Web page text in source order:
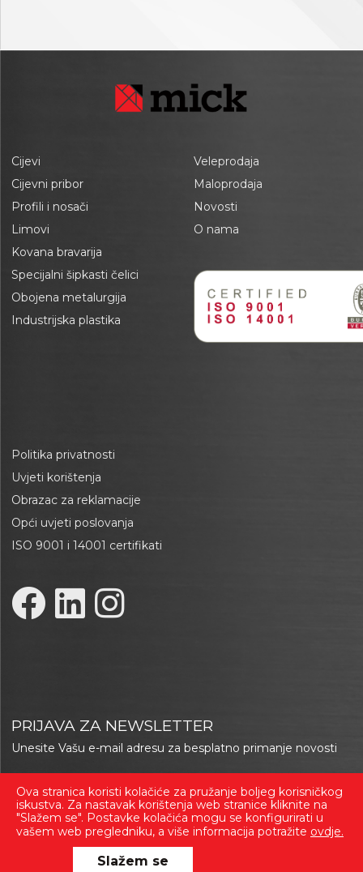
Cijevi
Cijevni pribor
Profili i nosači
Limovi
Kovana bravarija
Specijalni šipkasti čelici
Obojena metalurgija
Industrijska plastika
Veleprodaja
Maloprodaja
Novosti
O nama
Politika privatnosti
Uvjeti korištenja
Obrazac za reklamacije
Opći uvjeti poslovanja
ISO 9001 i 14001 certifikati
PRIJAVA ZA NEWSLETTER
Unesite Vašu e-mail adresu za besplatno primanje novosti
Prijavi se
Ova stranica koristi kolačiće za pružanje boljeg korisničkog
iskustva. Za nastavak korištenja web stranice kliknite na
"Slažem se". Postavke kolačića mogu se konfigurirati u
vašem web pregledniku, a više informacija potražite ovdje.
Slažem se